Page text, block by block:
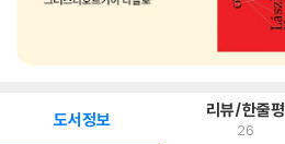
도서정보 리뷰/한줄평
26